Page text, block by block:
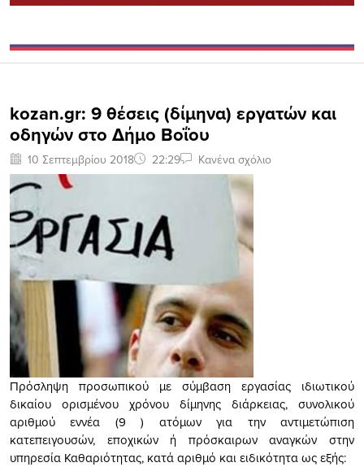
kozan.gr: 9 θέσεις (δίμηνα) εργατών και
οδηγών στο Δήμο Βοΐου
10 Σεπτεμβρίου 2018 22:29 Κανένα σχόλιο
Πρόσληψη προσωπικού με σύμβαση εργασίας ιδιωτικού
δικαίου ορισμένου χρόνου δίμηνης διάρκειας, συνολικού
αριθμού εννέα (9 ) ατόμων για την αντιμετώπιση
κατεπειγουσών, εποχικών ή πρόσκαιρων αναγκών στην
υπηρεσία Καθαριότητας, κατά αριθμό και ειδικότητα ως εξής: